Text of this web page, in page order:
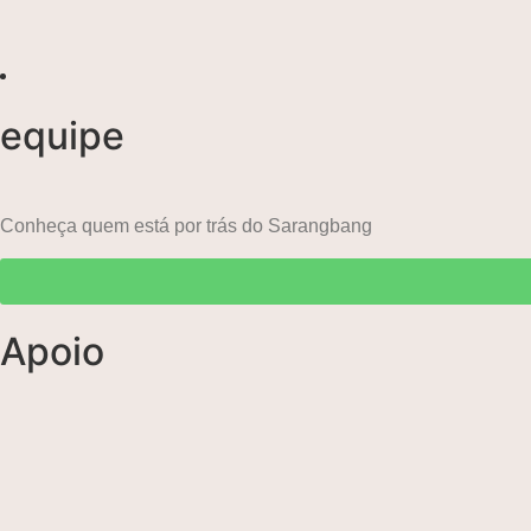
equipe
Conheça quem está por trás do Sarangbang
Apoio